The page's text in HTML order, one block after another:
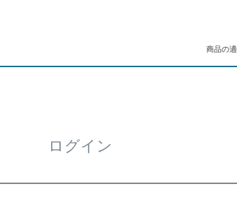
商品の
ログイン